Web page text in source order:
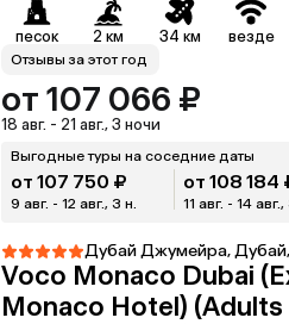
песок 2 км 34 км везде
Отзывы за этот год
от 107 066 ₽
18 авг. - 21 авг., 3 ночи
Выгодные туры на соседние даты
от 107 750 ₽
9 авг. - 12 авг., 3 н.
от 108 184
11 авг. - 14 авг.,
Дубай Джумейра,
Voco Monaco Dubai
Monaco Hotel) (Adults